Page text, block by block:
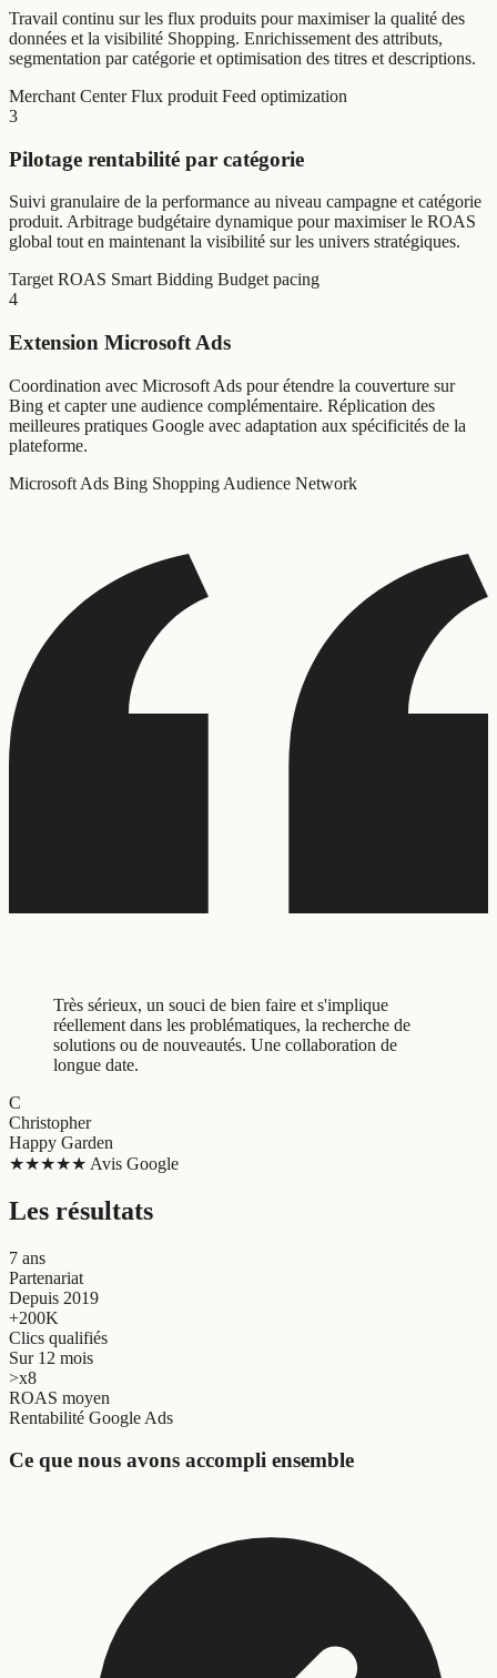
Travail continu sur les flux produits pour maximiser la qualité des
données et la visibilité Shopping. Enrichissement des attributs,
segmentation par catégorie et optimisation des titres et descriptions.
Merchant Center Flux produit Feed optimization
3
Pilotage rentabilité par catégorie
Suivi granulaire de la performance au niveau campagne et catégorie
produit. Arbitrage budgétaire dynamique pour maximiser le ROAS
global tout en maintenant la visibilité sur les univers stratégiques.
Target ROAS Smart Bidding Budget pacing
4
Extension Microsoft Ads
Coordination avec Microsoft Ads pour étendre la couverture sur
Bing et capter une audience complémentaire. Réplication des
meilleures pratiques Google avec adaptation aux spécificités de la
plateforme.
Microsoft Ads Bing Shopping Audience Network
Très sérieux, un souci de bien faire et s'implique
réellement dans les problématiques, la recherche de
solutions ou de nouveautés. Une collaboration de
longue date.
C
Christopher
Happy Garden
★★★★★ Avis Google
Les résultats
7 ans
Partenariat
Depuis 2019
+200K
Clics qualifiés
Sur 12 mois
>x8
ROAS moyen
Rentabilité Google Ads
Ce que nous avons accompli ensemble